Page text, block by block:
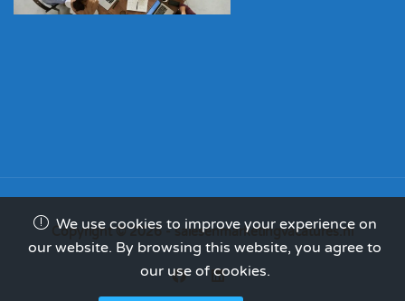
Copyright © 2026 - salesenmarketingvacatures.nl
We use cookies to improve your experience on
our website. By browsing this website, you agree to
our use of cookies.